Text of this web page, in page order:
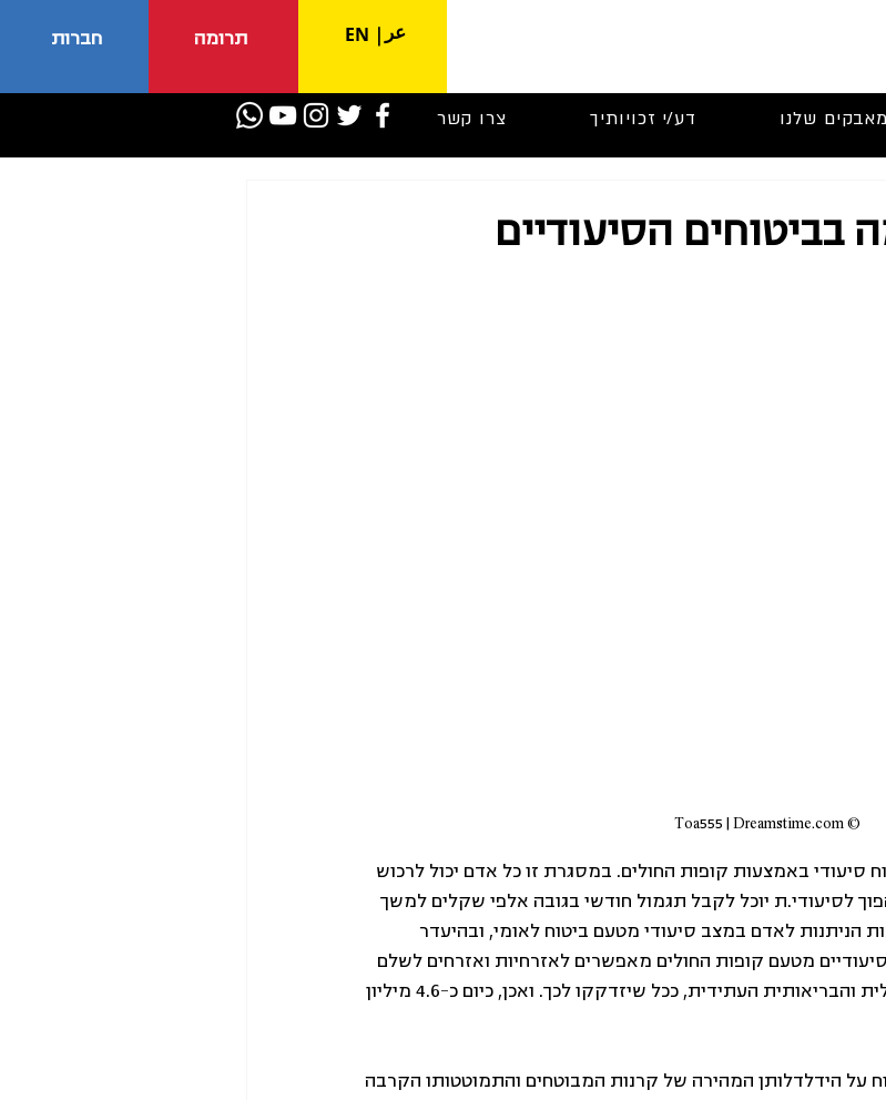
חברות תרומה عر EN
שלנו דע/י זכויותיך צרו קשר
בביטוחים הסיעודיים
© Toa555 | Dreamstime.com
סיעודי באמצעות קופות החולים. במסגרת זו כל אדם יכול לרכוש
לסיעודי.ת יוכל לקבל תגמול חודשי בגובה אלפי שקלים למשך
לאדם במצב סיעודי מטעם ביטוח לאומי, ובהיעדר
מטעם קופות החולים מאפשרים לאזרחיות ואזרחים לשלם
מחירים סבירים ולדאוג לרווחתם הכלכלית והבריאותית העתידית, ככל שיזדקקו לכך. ואכן, כיום כ-4.6 מיליון
על הידלדלותן המהירה של קרנות המבוטחים והתמוטטותו הקרבה